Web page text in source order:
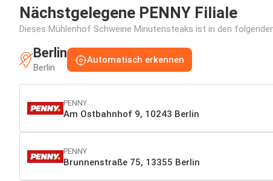
Nächstgelegene PENNY Filiale
Dieses Mühlenhof Schweine Minutensteaks ist in den
Berlin
Berlin
Automatisch erkennen
PENNY
Am Ostbahnhof 9, 10243 Berlin
PENNY
Brunnenstraße 75, 13355 Berlin